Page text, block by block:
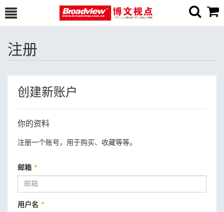
注册
创建新账户
你的资料
注册一个账号，用于购买、收藏等等。
邮箱 *
用户名 *